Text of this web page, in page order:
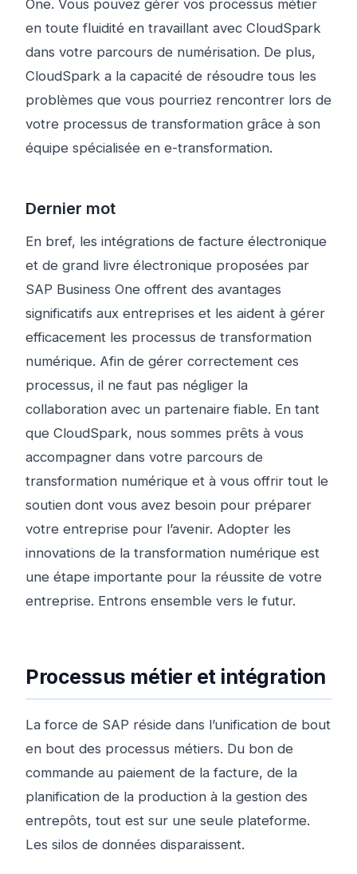
One. Vous pouvez gérer vos processus métier
en toute fluidité en travaillant avec CloudSpark
dans votre parcours de numérisation. De plus,
CloudSpark a la capacité de résoudre tous les
problèmes que vous pourriez rencontrer lors de
votre processus de transformation grâce à son
équipe spécialisée en e-transformation.
Dernier mot
En bref, les intégrations de facture électronique
et de grand livre électronique proposées par
SAP Business One offrent des avantages
significatifs aux entreprises et les aident à gérer
efficacement les processus de transformation
numérique. Afin de gérer correctement ces
processus, il ne faut pas négliger la
collaboration avec un partenaire fiable. En tant
que CloudSpark, nous sommes prêts à vous
accompagner dans votre parcours de
transformation numérique et à vous offrir tout le
soutien dont vous avez besoin pour préparer
votre entreprise pour l’avenir. Adopter les
innovations de la transformation numérique est
une étape importante pour la réussite de votre
entreprise. Entrons ensemble vers le futur.
Processus métier et intégration
La force de SAP réside dans l’unification de bout
en bout des processus métiers. Du bon de
commande au paiement de la facture, de la
planification de la production à la gestion des
entrepôts, tout est sur une seule plateforme.
Les silos de données disparaissent.